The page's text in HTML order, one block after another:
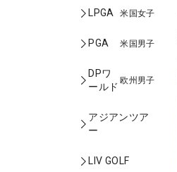
LPGA 米国女子
PGA 米国男子
DPワ
ールド
欧州男子
アジアンツア
ー
LIV GOLF